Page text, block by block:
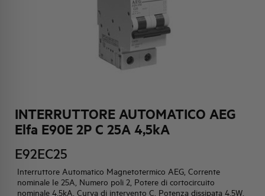
INTERRUTTORE AUTOMATICO AEG
Elfa E90E 2P C 25A 4,5kA
E92EC25
Interruttore Automatico Magnetotermico AEG, Corrente
nominale Ie 25A, Numero poli 2, Potere di cortocircuito
nominale 4,5kA, Curva di intervento C, Potenza dissipata 4,5W,
ATTIVITÀ E MERCATI